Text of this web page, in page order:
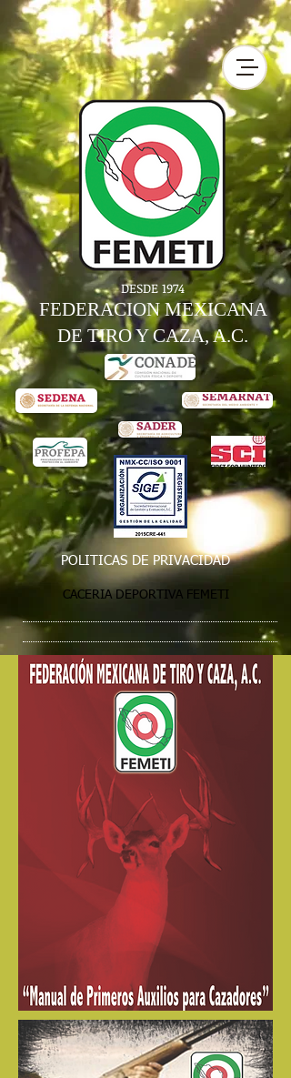
FEDERACION MEXICANA
DE TIRO Y CAZA, A.C.
DESDE 1974
POLITICAS DE PRIVACIDAD
CACERIA DEPORTIVA FEMETI